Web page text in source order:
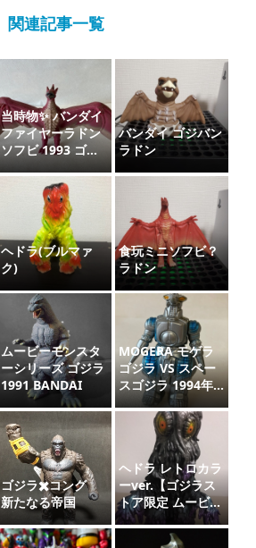
関連記事一覧
当時物✨ バンダイ
ファイヤーラドン
ソフビ 1993 ゴ...
バンダイ ゴジバン
ラドン
ヘドラ(ブルマァ
ク)
食玩ミニソフビ？
ラドン
ムービーモンスタ
ーシリーズ ゴジラ
1991 BANDAI
MOGERA モゲラ
ゴジラ VS スペー
スゴジラ 1994年...
ゴジラ✖️コング
新たなる帝国
ヘドラ レトロカラ
ーver.【ゴジラス
トア限定 ムービ...